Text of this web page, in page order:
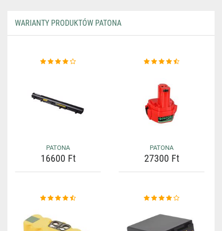
WARIANTY PRODUKTÓW PATONA
PATONA
16600 Ft
PATONA
27300 Ft